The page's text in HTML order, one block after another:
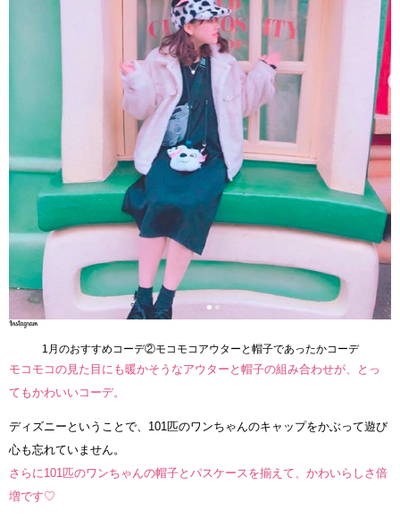
1月のおすすめコーデ②モコモコアウターと帽子であったかコーデ
モコモコの見た目にも暖かそうなアウターと帽子の組み合わせが、とっ
てもかわいいコーデ。
ディズニーということで、101匹のワンちゃんのキャップをかぶって遊び
心も忘れていません。
さらに101匹のワンちゃんの帽子とパスケースを揃えて、かわいらしさ倍
増です♡